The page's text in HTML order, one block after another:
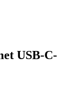
USB-C-